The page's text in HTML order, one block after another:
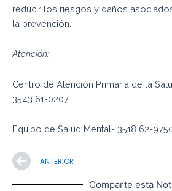
reducir los riesgos y daños
la prevención.
Atención:
Centro de Atención Primaria de la
3543 61-0207
Equipo de Salud Mental- 3518 62-
Prev
ANTERIOR
Comparte esta